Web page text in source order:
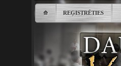
⟰ REĢISTRĒTIES